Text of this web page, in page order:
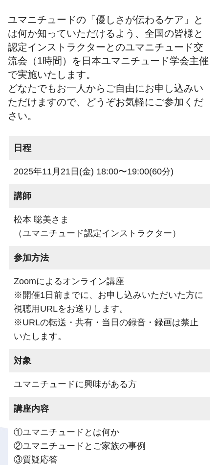
ユマニチュードの「優しさが伝わるケア」と
は何か知っていただけるよう、全国の皆様と
認定インストラクターとのユマニチュード交
流会（1時間）を日本ユマニチュード学会主催
で実施いたします。
どなたでもお一人からご自由にお申し込みい
ただけますので、どうぞお気軽にご参加くだ
さい。
日程
2025年11月21日(金) 18:00〜19:00(60分)
講師
松本 聡美さま
（ユマニチュード認定インストラクター）
参加方法
Zoomによるオンライン講座
※開催1日前までに、お申し込みいただいた方に
視聴用URLをお送りします。
※URLの転送・共有・当日の録音・録画は禁止
いたします。
対象
ユマニチュードに興味がある方
講座内容
①ユマニチュードとは何か
②ユマニチュードとご家族の事例
③質疑応答